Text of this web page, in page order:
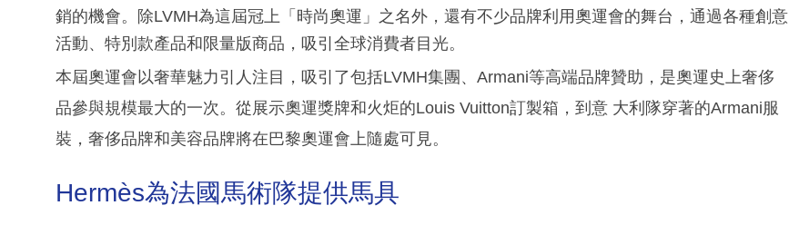
銷的機會。除LVMH為這屆冠上「時尚奧運」之名外，還有不少品牌利用奧運會的舞台，通過各種創意
活動、特別款產品和限量版商品，吸引全球消費者目光。
本屆奧運會以奢華魅力引人注目，吸引了包括LVMH集團、Armani等高端品牌贊助，是奧運史上奢侈
品參與規模最大的一次。從展示奧運獎牌和火炬的Louis Vuitton訂製箱，到意 大利隊穿著的Armani服
裝，奢侈品牌和美容品牌將在巴黎奧運會上隨處可見。
Hermès為法國馬術隊提供馬具